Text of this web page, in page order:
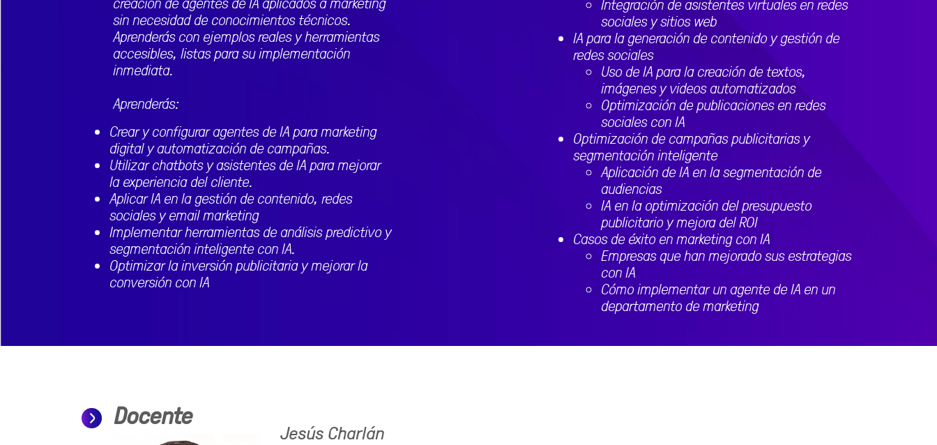
sin necesidad de conocimientos técnicos.
Aprenderás con ejemplos reales y herramientas
accesibles, listas para su implementación
inmediata.
Aprenderás:
Crear y configurar agentes de IA para marketing
digital y automatización de campañas.
Utilizar chatbots y asistentes de IA para mejorar
la experiencia del cliente.
Aplicar IA en la gestión de contenido, redes
sociales y email marketing
Implementar herramientas de análisis predictivo y
segmentación inteligente con IA.
Optimizar la inversión publicitaria y mejorar la
conversión con IA
sociales y sitios web
IA para la generación de contenido y gestión de
redes sociales
Uso de IA para la creación de textos,
imágenes y videos automatizados
Optimización de publicaciones en redes
sociales con IA
Optimización de campañas publicitarias y
segmentación inteligente
Aplicación de IA en la segmentación de
audiencias
IA en la optimización del presupuesto
publicitario y mejora del ROI
Casos de éxito en marketing con IA
Empresas que han mejorado sus estrategias
con IA
Cómo implementar un agente de IA en un
departamento de marketing
Docente
Jesús Charlán